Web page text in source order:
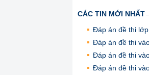
CÁC TIN MỚI NHẤT
Đáp án đề thi
Đáp án đề thi
Đáp án đề thi
Đáp án đề thi